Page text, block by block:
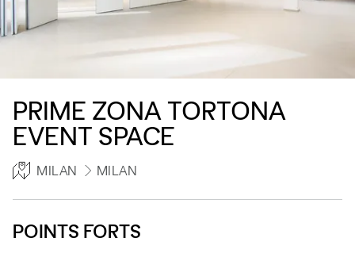
PRIME ZONA TORTONA
EVENT SPACE
MILAN MILAN
POINTS FORTS